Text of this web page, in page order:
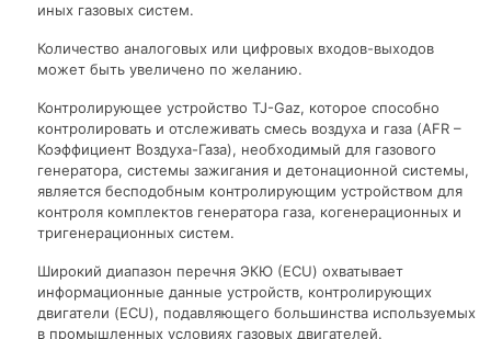
иных газовых систем.
Количество аналоговых или цифровых входов-выходов
может быть увеличено по желанию.
Контролирующее устройство TJ-Gaz, которое способно
контролировать и отслеживать смесь воздуха и газа (AFR –
Коэффициент Воздуха-Газа), необходимый для газового
генератора, системы зажигания и детонационной системы,
является бесподобным контролирующим устройством для
контроля комплектов генератора газа, когенерационных и
тригенерационных систем.
Широкий диапазон перечня ЭКЮ (ECU) охватывает
информационные данные устройств, контролирующих
двигатели (ECU), подавляющего большинства используемых
в промышленных условиях газовых двигателей.